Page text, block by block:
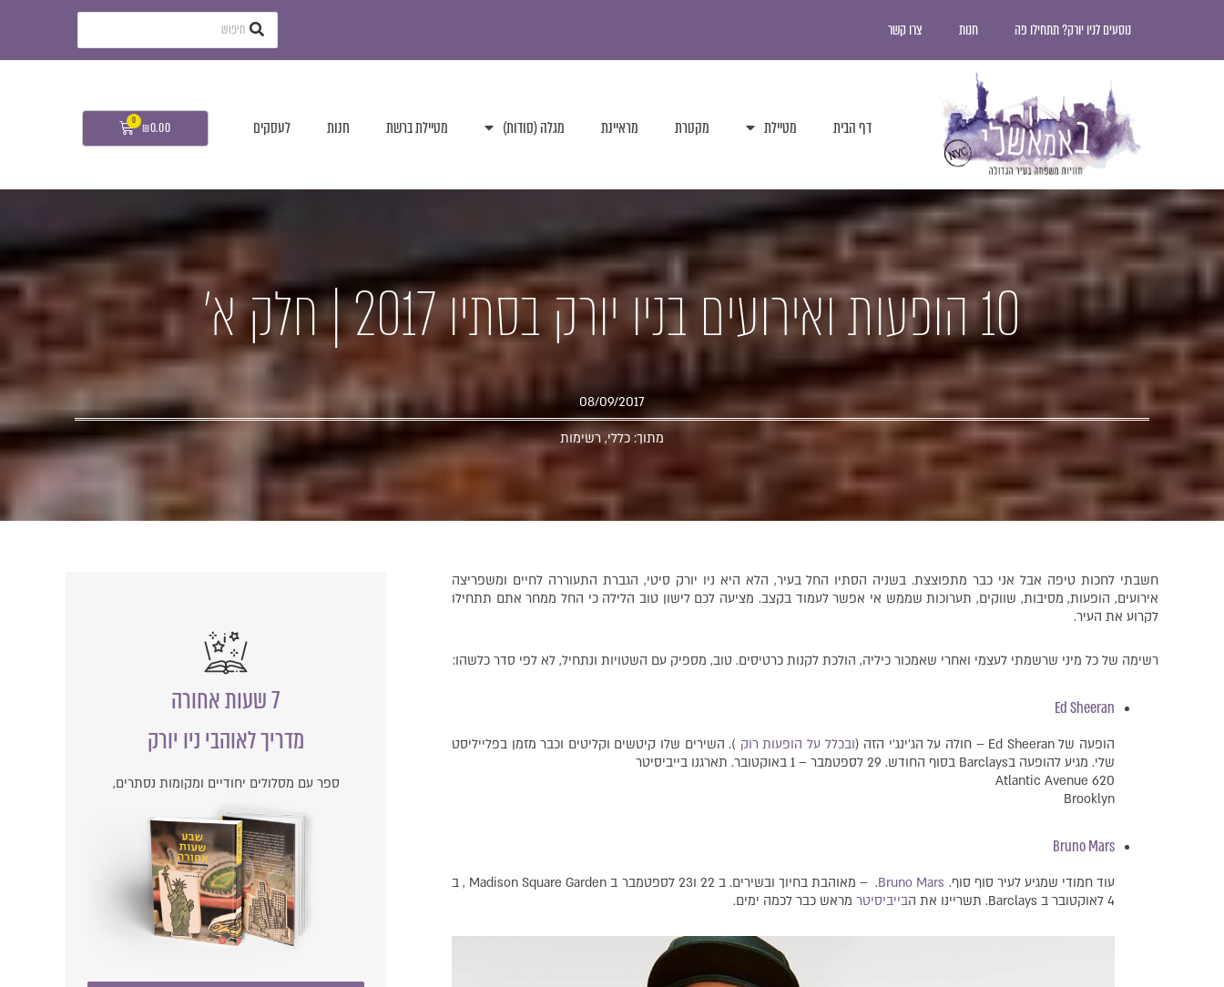
נוסעים לניו יורק? תתחילו פה חנות צרו קשר
דף הבית מטיילת מקטרת מראיינת מגלה (סודות) מטיילת ברשת חנות לעסקים ₪0.00
10 הופעות ואירועים בניו יורק בסתיו 2017 | חלק א׳
08/09/2017
מתוך: כללי,רשימות
חשבתי לחכות טיפה אבל אני כבר מתפוצצת. בשניה הסתיו החל בעיר, הלא היא ניו יורק סיטי, הגברת התעוררה לחיים ומשפריצה
אירועים, הופעות, מסיבות, שווקים, תערוכות שממש אי אפשר לעמוד בקצב. מציעה לכם לישון טוב הלילה כי החל ממחר אתם תתחילו
לקרוע את העיר.
רשימה של כל מיני שרשמתי לעצמי ואחרי שאמכור כיליה, הולכת לקנות כרטיסים. טוב, מספיק עם השטויות ונתחיל, לא לפי סדר כלשהו:
Ed Sheeran
הופעה של Ed Sheeran – חולה על הג׳ינג׳י הזה ( ובכלל על הופעות רוק ). השירים שלו קיטשים וקליטים וכבר מזמן בפלייליסט
שלי. מגיע להופעה בBarclays בסוף החודש. 29 לספטמבר – 1 באוקטובר. תארגנו בייביסיטר
620 Atlantic Avenue
Brooklyn
Bruno Mars
עוד חמודי שמגיע לעיר סוף סוף. Bruno Mars
. – מאוהבת בחיוך ובשירים. ב 22 ו23 לספטמבר ב Madison Square Garden , ב
4 לאוקטובר ב Barclays. תשריינו את ה
בייביסיטר מראש כבר לכמה ימים.
7 שעות אחורה
מדריך לאוהבי ניו יורק
ספר עם מסלולים יחודיים ומקומות נסתרים,